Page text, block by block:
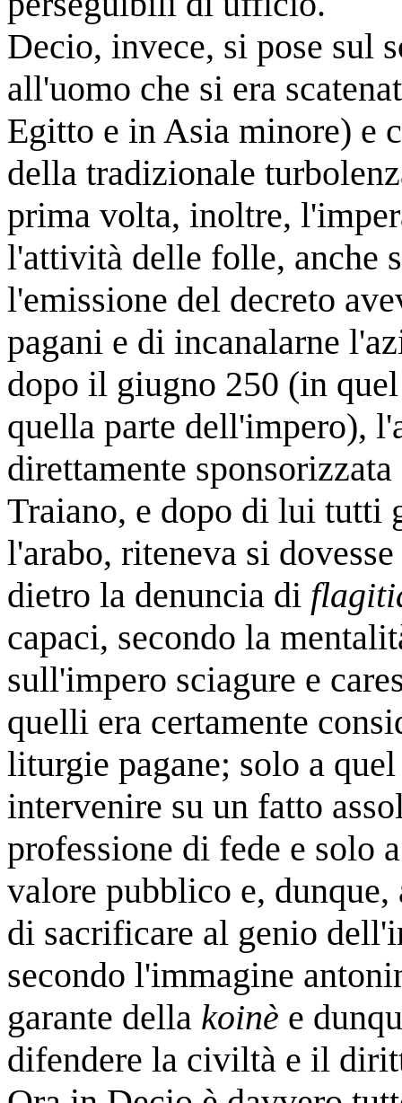
Decio, invece, si pose sul
all'uomo che si era
Egitto e in Asia minore) e
della tradizionale
prima volta, inoltre,
l'attività delle folle, anche
l'emissione del decreto
pagani e di incanalarne
dopo il giugno 250 (in
quella parte dell'impero),
direttamente
Traiano, e dopo di lui
l'arabo, riteneva si
dietro la denuncia di
capaci, secondo la
sull'impero sciagure e
quelli era certamente
liturgie pagane; solo a
intervenire su un fatto
professione di fede e solo
valore pubblico e,
di sacrificare al genio
secondo l'immagine
garante della koinè e
difendere la civiltà e il